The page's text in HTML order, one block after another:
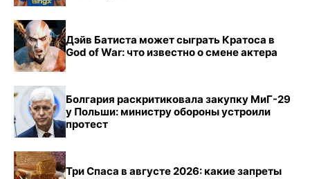
Дэйв Батиста может сыграть Кратоса в
God of War: что известно о смене актера
Болгария раскритиковала закупку МиГ-29
у Польши: министру обороны устроили
протест
Три Спаса в августе 2026: какие запреты